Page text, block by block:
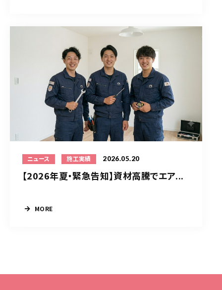
ニュース 施工実績 2026.05.20
【2026年夏・緊急告知】資材高騰でエア...
MORE